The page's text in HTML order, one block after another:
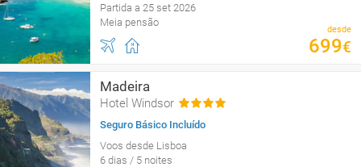
Partida a 25 set 2026
Meia pensão
desde
699€
Madeira
Hotel Windsor
Seguro Básico Incluído
Voos desde Lisboa
6 dias / 5 noites